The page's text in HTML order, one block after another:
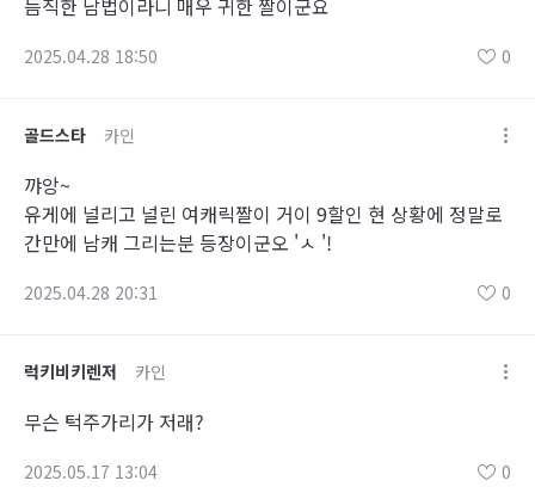
2025.04.28 18:50 0
골드스타 카인
꺄앙~
유게에 널리고 널린 여캐릭짤이 거이 9할인 현 상황에 정말로
간만에 남캐 그리는분 등장이군오 'ㅅ '!
2025.04.28 20:31 0
럭키비키렌저 카인
무슨 턱주가리가 저래?
2025.05.17 13:04 0